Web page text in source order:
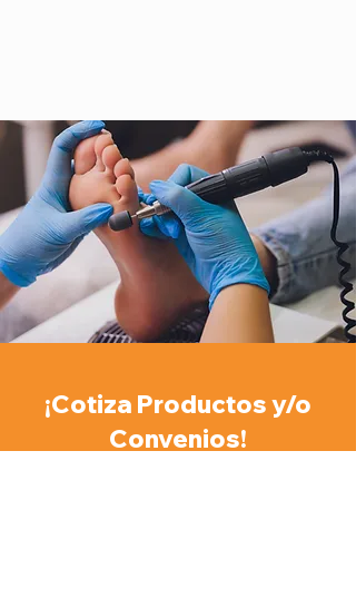
¡Cotiza Productos y/o
Convenios!